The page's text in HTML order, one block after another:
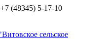
+7 (48345) 5-17-10